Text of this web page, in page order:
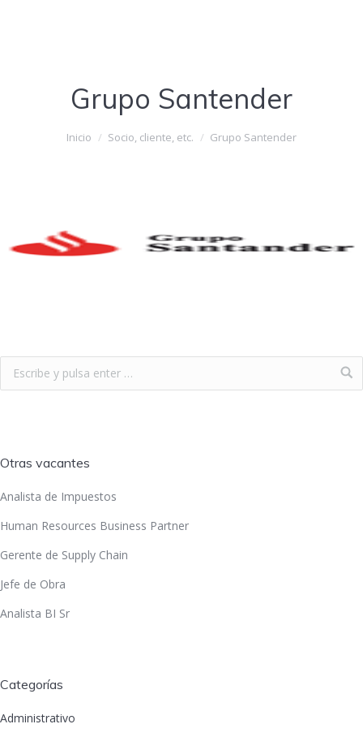
Grupo Santender
Inicio Socio, cliente, etc. Grupo Santender
Otras vacantes
Analista de Impuestos
Human Resources Business Partner
Gerente de Supply Chain
Jefe de Obra
Analista BI Sr
Categorías
Administrativo